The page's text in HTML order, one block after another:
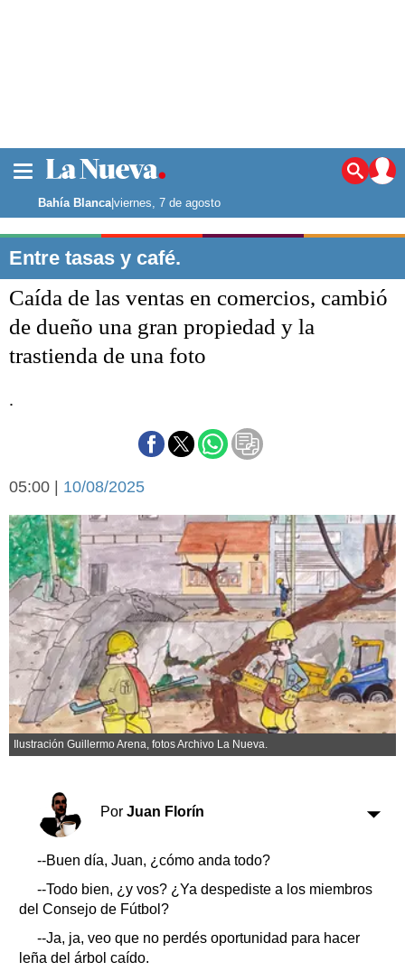
Noticias
La ciudad
Punta Alta
El mundo
Seguridad
Opinión
Escenario Olímpico
Fútbol
Federal A
Arte y cultura
Cines
Economía y campo
Economía y finanzas
Con el campo
Espacio empresas
Sociedad y tiempo
libre
Sociedad
Tecnología
Turismo
Salud
Es viral
El tiempo
Cartón Lleno
Clasificados
Horóscopo
Suplementos
Servicios
Farmacias
Loterías
Bahía Blanca|viernes, 7 de agosto
Entre tasas y café.
Caída de las ventas en comercios, cambió
de dueño una gran propiedad y la
trastienda de una foto
.
05:00 | 10/08/2025
Ilustración Guillermo Arena, fotos Archivo La Nueva.
Por Juan Florín
--Buen día, Juan, ¿cómo anda todo?
--Todo bien, ¿y vos? ¿Ya despediste a los miembros
del Consejo de Fútbol?
--Ja, ja, veo que no perdés oportunidad para hacer
leña del árbol caído.